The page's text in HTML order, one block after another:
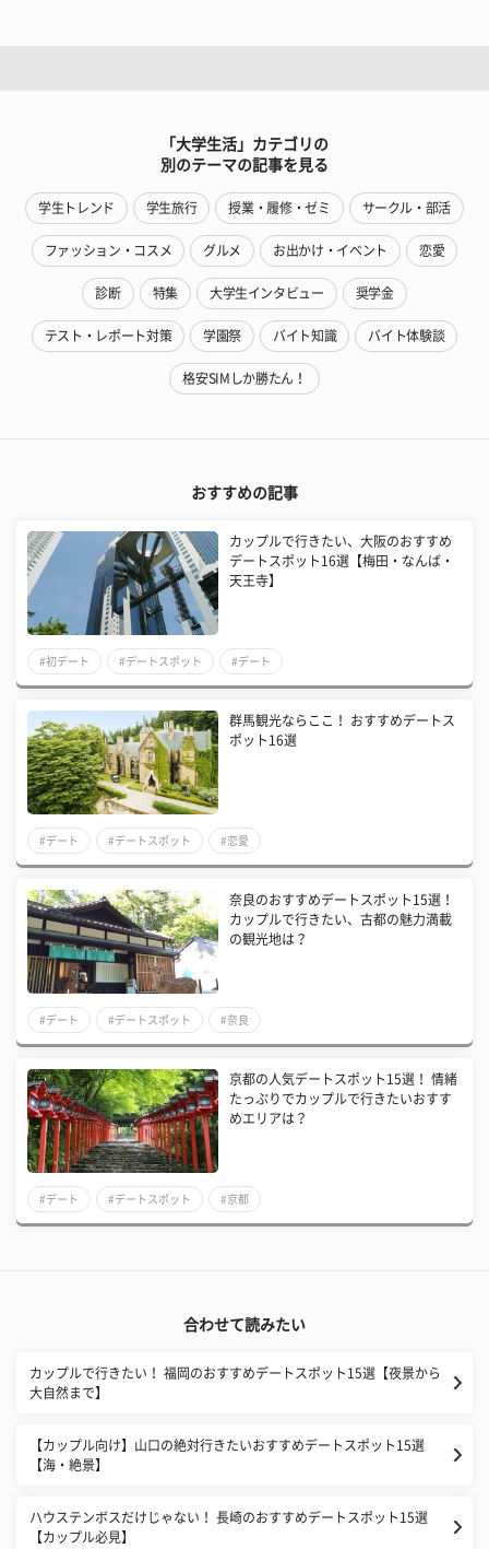
「大学生活」カテゴリの
別のテーマの記事を見る
学生トレンド 学生旅行 授業・履修・ゼミ サークル・部活
ファッション・コスメ グルメ お出かけ・イベント 恋愛
診断 特集 大学生インタビュー 奨学金
テスト・レポート対策 学園祭 バイト知識 バイト体験談
格安SIMしか勝たん！
おすすめの記事
カップルで行きたい、大阪のおすすめ
デートスポット16選【梅田・なんば・
天王寺】
#初デート #デートスポット #デート
群馬観光ならここ！ おすすめデートス
ポット16選
#デート #デートスポット #恋愛
奈良のおすすめデートスポット15選！
カップルで行きたい、古都の魅力満載
の観光地は？
#デート #デートスポット #奈良
京都の人気デートスポット15選！ 情緒
たっぷりでカップルで行きたいおすす
めエリアは？
#デート #デートスポット #京都
合わせて読みたい
カップルで行きたい！ 福岡のおすすめデートスポット15選【夜景から
大自然まで】
【カップル向け】山口の絶対行きたいおすすめデートスポット15選
【海・絶景】
ハウステンボスだけじゃない！ 長崎のおすすめデートスポット15選
【カップル必見】